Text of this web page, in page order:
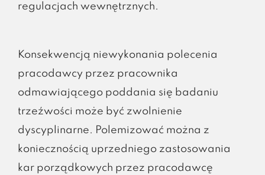
regulacjach wewnętrznych.
Konsekwencją niewykonania polecenia
pracodawcy przez pracownika
odmawiającego poddania się badaniu
trzeźwości może być zwolnienie
dyscyplinarne. Polemizować można z
koniecznością uprzedniego zastosowania
kar porządkowych przez pracodawcę